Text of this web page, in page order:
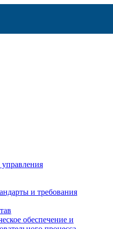
и требования
обеспечение и